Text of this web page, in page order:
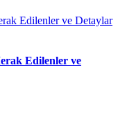
Edilenler ve